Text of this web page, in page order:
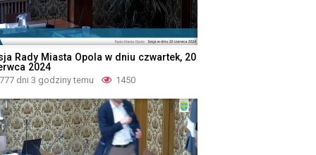
Rady Miasta Opola w dniu czwartek, 20
2024
777 dni 3 godziny temu 1450